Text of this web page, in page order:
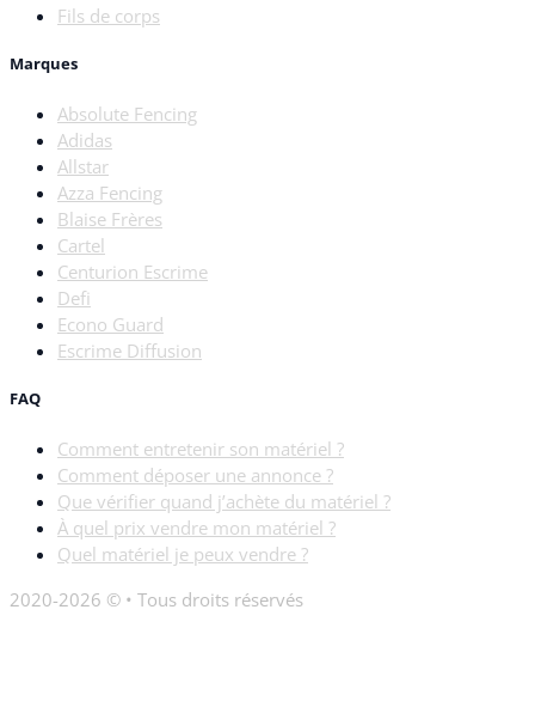
Fils de corps
Marques
Absolute Fencing
Adidas
Allstar
Azza Fencing
Blaise Frères
Cartel
Centurion Escrime
Defi
Econo Guard
Escrime Diffusion
FAQ
Comment entretenir son matériel ?
Comment déposer une annonce ?
Que vérifier quand j’achète du matériel ?
À quel prix vendre mon matériel ?
Quel matériel je peux vendre ?
2020-2026 © • Tous droits réservés